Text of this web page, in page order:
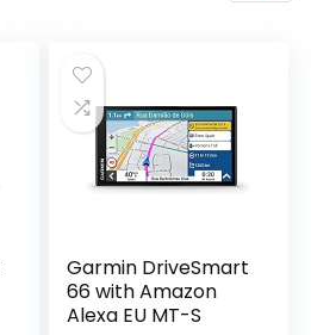
Garmin DriveSmart
66 with Amazon
Alexa EU MT-S